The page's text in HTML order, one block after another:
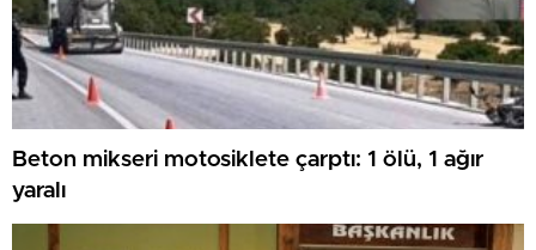
Beton mikseri motosiklete çarptı: 1 ölü, 1 ağır
yaralı